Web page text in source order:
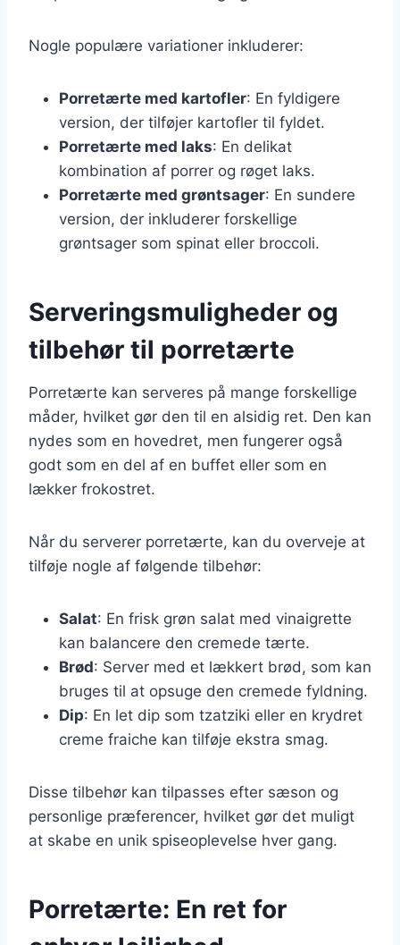
Nogle populære variationer inkluderer:
Porretærte med kartofler: En fyldigere
version, der tilføjer kartofler til fyldet.
Porretærte med laks: En delikat
kombination af porrer og røget laks.
Porretærte med grøntsager: En sundere
version, der inkluderer forskellige
grøntsager som spinat eller broccoli.
Serveringsmuligheder og
tilbehør til porretærte
Porretærte kan serveres på mange forskellige
måder, hvilket gør den til en alsidig ret. Den kan
nydes som en hovedret, men fungerer også
godt som en del af en buffet eller som en
lækker frokostret.
Når du serverer porretærte, kan du overveje at
tilføje nogle af følgende tilbehør:
Salat: En frisk grøn salat med vinaigrette
kan balancere den cremede tærte.
Brød: Server med et lækkert brød, som kan
bruges til at opsuge den cremede fyldning.
Dip: En let dip som tzatziki eller en krydret
creme fraiche kan tilføje ekstra smag.
Disse tilbehør kan tilpasses efter sæson og
personlige præferencer, hvilket gør det muligt
at skabe en unik spiseoplevelse hver gang.
Porretærte: En ret for